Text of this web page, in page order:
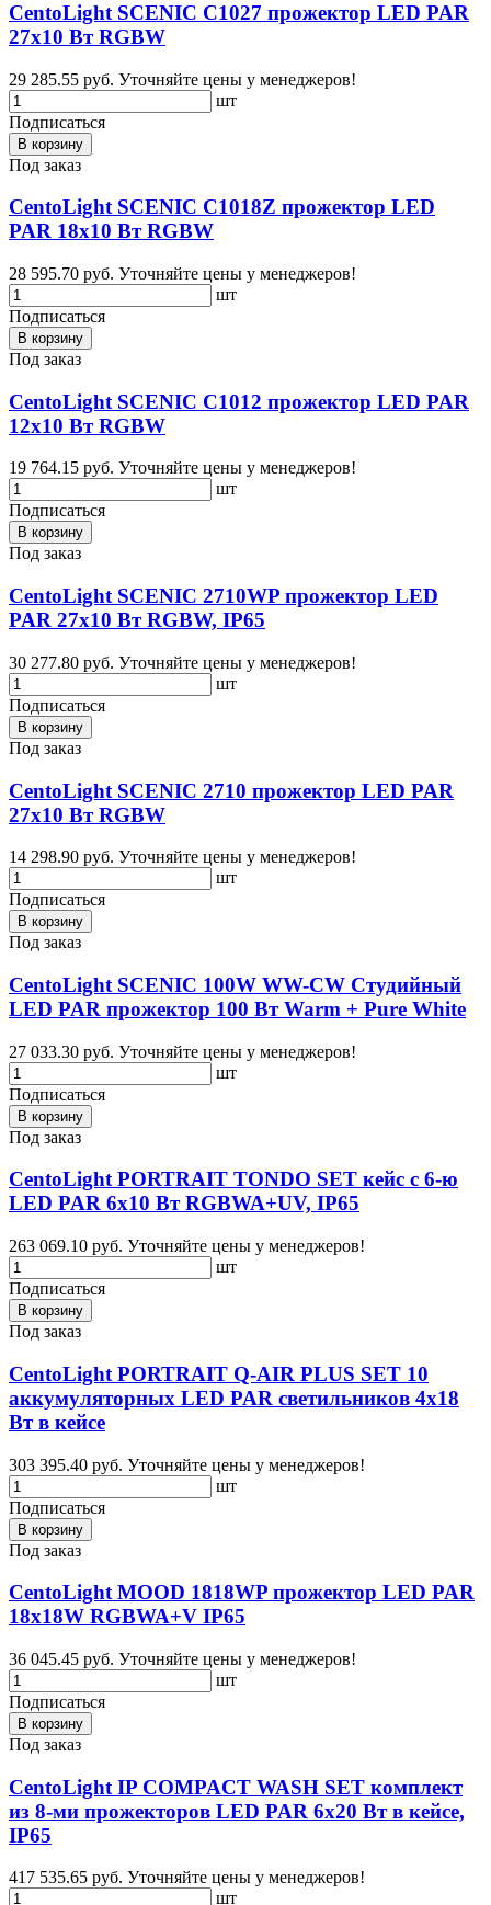
CentoLight SCENIC C1027 прожектор LED PAR
27х10 Вт RGBW
29 285.55 руб. Уточняйте цены у менеджеров!
шт
Подписаться
В корзину
Под заказ
CentoLight SCENIC C1018Z прожектор LED
PAR 18х10 Вт RGBW
28 595.70 руб. Уточняйте цены у менеджеров!
шт
Подписаться
В корзину
Под заказ
CentoLight SCENIC C1012 прожектор LED PAR
12х10 Вт RGBW
19 764.15 руб. Уточняйте цены у менеджеров!
шт
Подписаться
В корзину
Под заказ
CentoLight SCENIC 2710WP прожектор LED
PAR 27х10 Вт RGBW, IP65
30 277.80 руб. Уточняйте цены у менеджеров!
шт
Подписаться
В корзину
Под заказ
CentoLight SCENIC 2710 прожектор LED PAR
27х10 Вт RGBW
14 298.90 руб. Уточняйте цены у менеджеров!
шт
Подписаться
В корзину
Под заказ
CentoLight SCENIC 100W WW-CW Студийный
LED PAR прожектор 100 Вт Warm + Pure White
27 033.30 руб. Уточняйте цены у менеджеров!
шт
Подписаться
В корзину
Под заказ
CentoLight PORTRAIT TONDO SET кейс с 6-ю
LED PAR 6х10 Вт RGBWA+UV, IP65
263 069.10 руб. Уточняйте цены у менеджеров!
шт
Подписаться
В корзину
Под заказ
CentoLight PORTRAIT Q-AIR PLUS SET 10
аккумуляторных LED PAR светильников 4х18
Вт в кейсе
303 395.40 руб. Уточняйте цены у менеджеров!
шт
Подписаться
В корзину
Под заказ
CentoLight MOOD 1818WP прожектор LED PAR
18x18W RGBWA+V IP65
36 045.45 руб. Уточняйте цены у менеджеров!
шт
Подписаться
В корзину
Под заказ
CentoLight IP COMPACT WASH SET комплект
из 8-ми прожекторов LED PAR 6х20 Вт в кейсе,
IP65
417 535.65 руб. Уточняйте цены у менеджеров!
шт